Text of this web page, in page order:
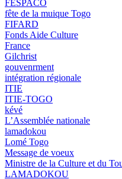
FESPACO
fête de la muique Togo
FIFARD
Fonds Aide Culture
France
Gilchrist
gouvenrment
intégration régionale
ITIE
ITIE-TOGO
kévé
L’Assemblée nationale
lamadokou
Lomé Togo
Message de voeux
Ministre de la Culture et du
LAMADOKOU